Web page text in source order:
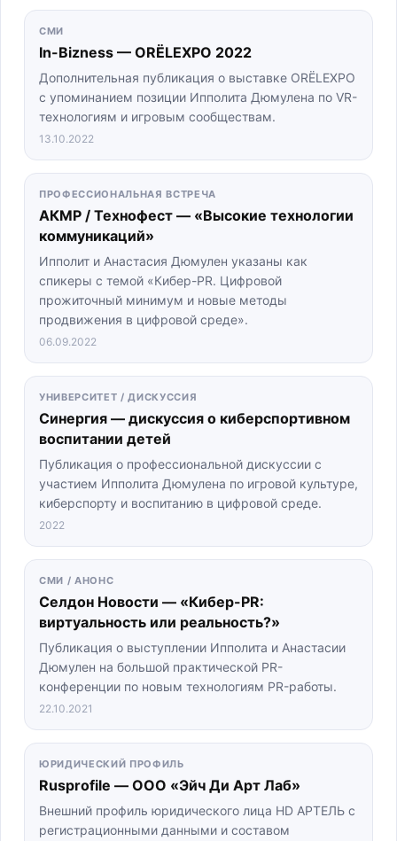
СМИ
In-Bizness — ORЁLEXPO 2022
Дополнительная публикация о выставке ORЁLEXPO
с упоминанием позиции Ипполита Дюмулена по VR-
технологиям и игровым сообществам.
13.10.2022
ПРОФЕССИОНАЛЬНАЯ ВСТРЕЧА
АКМР / Технофест — «Высокие технологии
коммуникаций»
Ипполит и Анастасия Дюмулен указаны как
спикеры с темой «Кибер-PR. Цифровой
прожиточный минимум и новые методы
продвижения в цифровой среде».
06.09.2022
УНИВЕРСИТЕТ / ДИСКУССИЯ
Синергия — дискуссия о киберспортивном
воспитании детей
Публикация о профессиональной дискуссии с
участием Ипполита Дюмулена по игровой культуре,
киберспорту и воспитанию в цифровой среде.
2022
СМИ / АНОНС
Селдон Новости — «Кибер-PR:
виртуальность или реальность?»
Публикация о выступлении Ипполита и Анастасии
Дюмулен на большой практической PR-
конференции по новым технологиям PR-работы.
22.10.2021
ЮРИДИЧЕСКИЙ ПРОФИЛЬ
Rusprofile — ООО «Эйч Ди Арт Лаб»
Внешний профиль юридического лица HD АРТЕЛЬ с
регистрационными данными и составом